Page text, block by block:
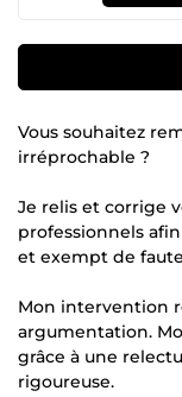
Vous souhaitez
irréprochable ?
Je relis et corrige
professionnels
et exempt de
Mon intervention
argumentation.
grâce à une
rigoureuse.